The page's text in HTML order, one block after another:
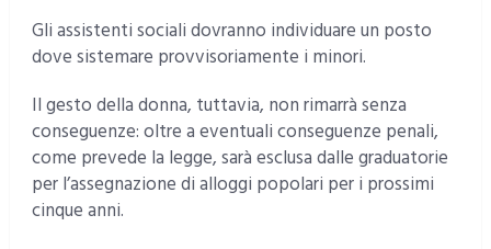
Gli assistenti sociali dovranno individuare un posto
dove sistemare provvisoriamente i minori.
Il gesto della donna, tuttavia, non rimarrà senza
conseguenze: oltre a eventuali conseguenze penali,
come prevede la legge, sarà esclusa dalle graduatorie
per l’assegnazione di alloggi popolari per i prossimi
cinque anni.